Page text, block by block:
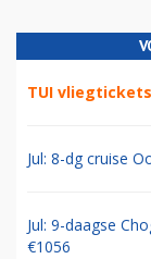
TUI vliegtickets
Jul: 8-dg cruise
Jul: 9-daagse
€1056